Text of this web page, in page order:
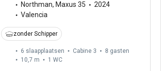
Northman, Maxus 35
2024
Valencia
zonder Schipper
6 slaapplaatsen Cabine 3
8 gasten
10,7 m
1 WC